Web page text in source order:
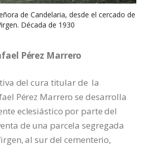
de Candelaria, desde el cercado de
Década de 1930
Pérez Marrero
del cura titular de la
Pérez Marrero se desarrolla
eclesiástico por parte del
de una parcela segregada
al sur del cementerio,